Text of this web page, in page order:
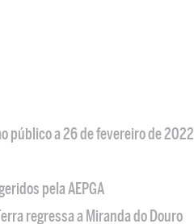
público a 26 de fevereiro de 2022
pela AEPGA
regressa a Miranda do Douro